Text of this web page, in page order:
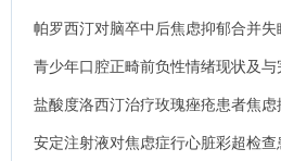
帕罗西汀对脑卒中后焦虑抑郁合并
量及脑源性神经营 养因子的影响.
青少年口腔正畸前负性情绪现状及
盐酸度洛西汀治疗玫瑰痤疮患者焦
衡的影响.
安定注射液对焦虑症行心脏彩超检